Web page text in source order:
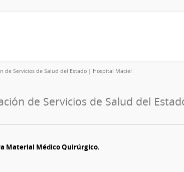
de Servicios de Salud del Estado | Hospital Maciel
de Servicios de Salud del
Material Médico Quirúrgico.